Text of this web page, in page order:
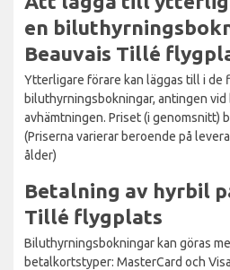
en
Beauvais Tillé
Ytterligare förare kan läggas till i de
biluthyrningsbokningar, antingen
avhämtningen. Priset (i genomsnitt)
(Priserna varierar beroende på
ålder)
Betalning av hyrbil
Tillé flygplats
Biluthyrningsbokningar kan göras
betalkortstyper: MasterCard och